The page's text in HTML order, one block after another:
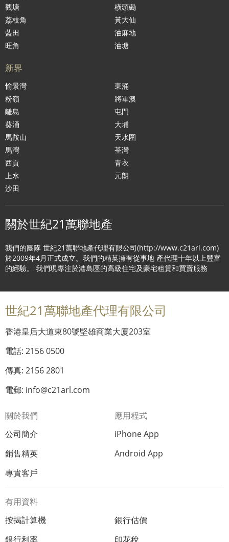
觀塘
荔枝角
藍田
旺角
橫頭磡
黃大仙
油麻地
油塘
新界
愉景灣
粉嶺
離島
葵涌
馬鞍山
馬灣
西貢
上水
沙田
東涌
將軍澳
屯門
大埔
天水圍
荃灣
青衣
元朗
關於世紀21萬聯地產
我們的團隊 世紀21萬聯地產代理有限公司(http://www.c21arl.com)
於2009年4月正式成立。我們的精英擁有從事地 產代理十年以上豐富
的經驗。 我們現專注於港島區的高級住宅及豪宅租賃和買賣服務
世紀21萬聯地產代理有限公司
香港皇后大道東80號堅雄商業大廈203室
電話: 2156 0500
傳真: 2156 2801
電郵: info@c21arl.com
關於我們
公司簡介
銷售精英
專貴客戶
應用程式
iPhone App
Android App
有用資料
按揭計算機
銀行估價
銀行利率
印花稅